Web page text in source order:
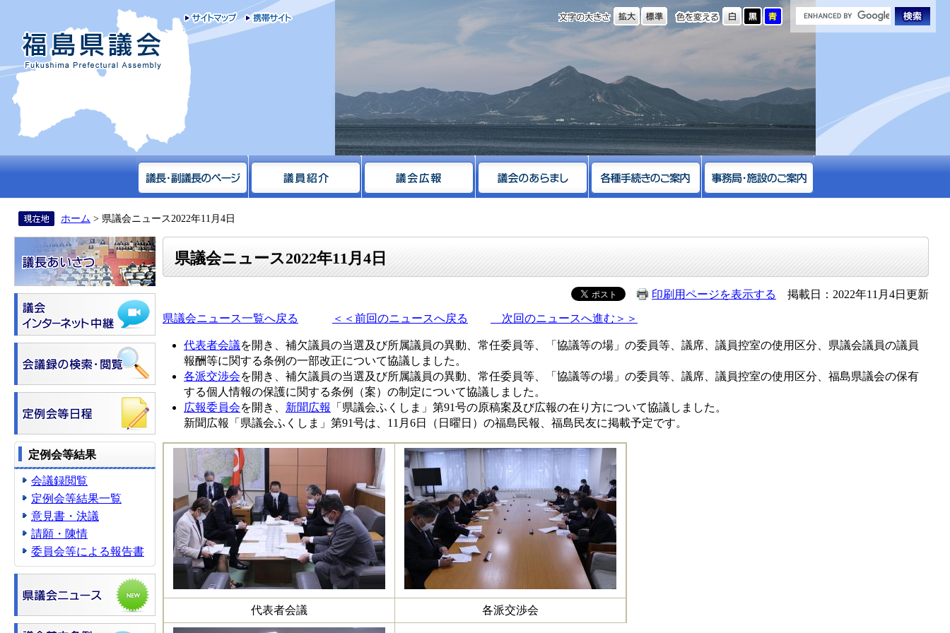
福島県議会
サイトマップ携帯サイト 色を変える
文字の大きさ
ホーム > 県議会ニュース2022年11月4日
定例会等結果
会議録閲覧
定例会等結果一覧
意見書・決議
請願・陳情
委員会等による報告書
県議会ニュース2022年11月4日
印刷用ページを表示する
掲載日：2022年11月4日更新
県議会ニュース一覧へ戻る
＜＜前回のニュースへ戻る 次回のニュースへ進む＞＞
代表者会議を開き、補欠議員の当選及び所属議員の異動、常任委員等、「協議等の場」の委員等、議席、議員控室の使用区分、県議会議員の議員
報酬等に関する条例の一部改正について協議しました。
各派交渉会を開き、補欠議員の当選及び所属議員の異動、常任委員等、「協議等の場」の委員等、議席、議員控室の使用区分、福島県議会の保有
する個人情報の保護に関する条例（案）の制定について協議しました。
広報委員会を開き、 新聞広報
「県議会ふくしま」第91号の原稿案及び広報の在り方について協議しました。
新聞広報「県議会ふくしま」第91号は、11月6日（日曜日）の福島民報、福島民友に掲載予定です。
代表者会議 各派交渉会